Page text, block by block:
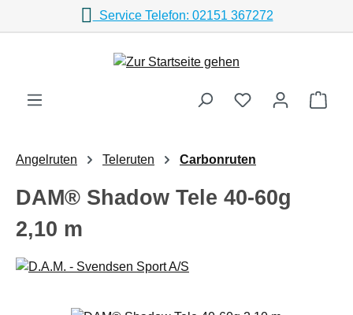
Zum Hauptinhalt springenService Telefon: 02151 367272
Angelruten Teleruten Carbonruten
DAM® Shadow Tele 40-60g
2,10 m